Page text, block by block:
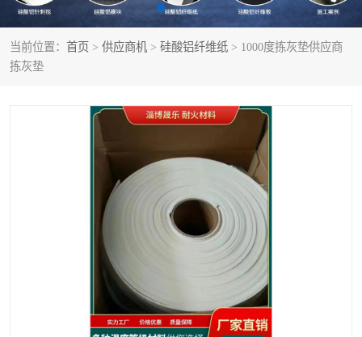
当前位置： 首页 > 供应商机 > 硅酸铝纤维纸 > 1000度拣灰垫供应商
拣灰垫
含锆毯 硅酸铝折叠块
硅酸铝散棉 硅酸铝纤维毯
硅酸铝纤维毡 硅酸铝模块
硅酸铝板